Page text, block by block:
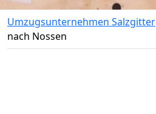
Umzugsunternehmen Salzgitter
nach Nossen